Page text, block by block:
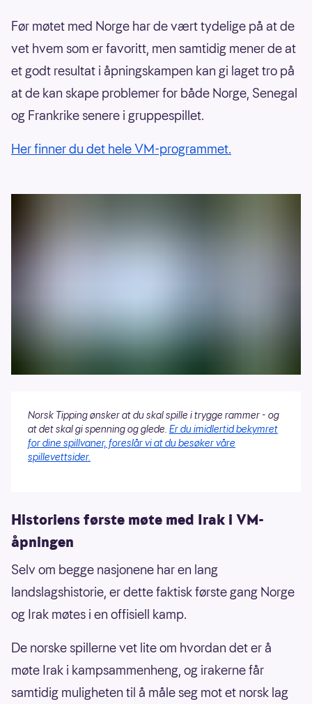
Før møtet med Norge har de vært tydelige på at de
vet hvem som er favoritt, men samtidig mener de at
et godt resultat i åpningskampen kan gi laget tro på
at de kan skape problemer for både Norge, Senegal
og Frankrike senere i gruppespillet.
Her finner du det hele VM-programmet.
Norsk Tipping ønsker at du skal spille i trygge rammer - og
at det skal gi spenning og glede. Er du imidlertid bekymret
for dine spillvaner, foreslår vi at du besøker våre
spillevettsider.
Historiens første møte med Irak i VM-
åpningen
Selv om begge nasjonene har en lang
landslagshistorie, er dette faktisk første gang Norge
og Irak møtes i en offisiell kamp.
De norske spillerne vet lite om hvordan det er å
møte Irak i kampsammenheng, og irakerne får
samtidig muligheten til å måle seg mot et norsk lag